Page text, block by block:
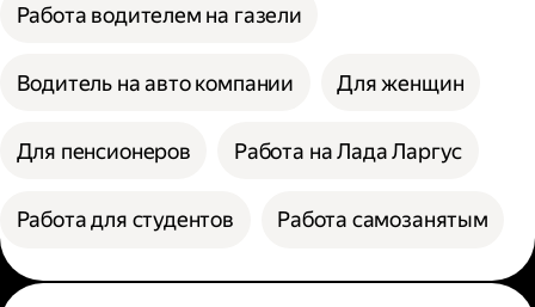
Работа водителем на газели
Водитель на авто компании Для женщин
Для пенсионеров Работа на Лада Ларгус
Работа для студентов Работа самозанятым